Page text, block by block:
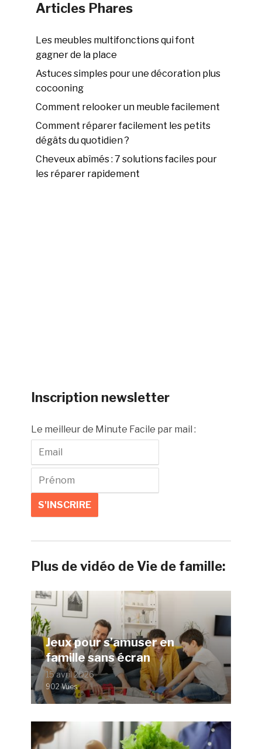
Articles Phares
Les meubles multifonctions qui font
gagner de la place
Astuces simples pour une décoration plus
cocooning
Comment relooker un meuble facilement
Comment réparer facilement les petits
dégâts du quotidien ?
Cheveux abîmés : 7 solutions faciles pour
les réparer rapidement
Inscription newsletter
Le meilleur de Minute Facile par mail :
Plus de vidéo de Vie de famille:
Jeux pour s’amuser en
famille sans écran
15 avril 2026
902 Vues